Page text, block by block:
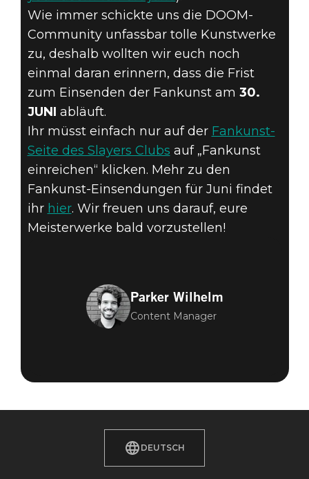
IST. LETZTER
AUFRUF FÜR
DAS FANKUNST-
MOTIV JUNI!
Wie immer schickte uns die DOOM-
Community unfassbar tolle Kunstwerke
zu, deshalb wollten wir euch noch
einmal daran erinnern, dass die Frist
zum Einsenden der Fankunst am 30.
JUNI abläuft.
Ihr müsst einfach nur auf der Fankunst-
Seite des Slayers Clubs auf „Fankunst
einreichen“ klicken. Mehr zu den
Fankunst-Einsendungen für Juni findet
ihr hier. Wir freuen uns darauf, eure
Meisterwerke bald vorzustellen!
Parker Wilhelm
Content Manager
DEUTSCH